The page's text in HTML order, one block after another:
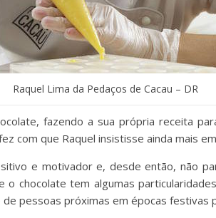
Raquel Lima da Pedaços de Cacau – DR
fazendo a sua própria receita
com que Raquel insistisse ainda mais
e motivador e, desde então, não
o chocolate tem algumas
pessoas próximas em épocas festivas